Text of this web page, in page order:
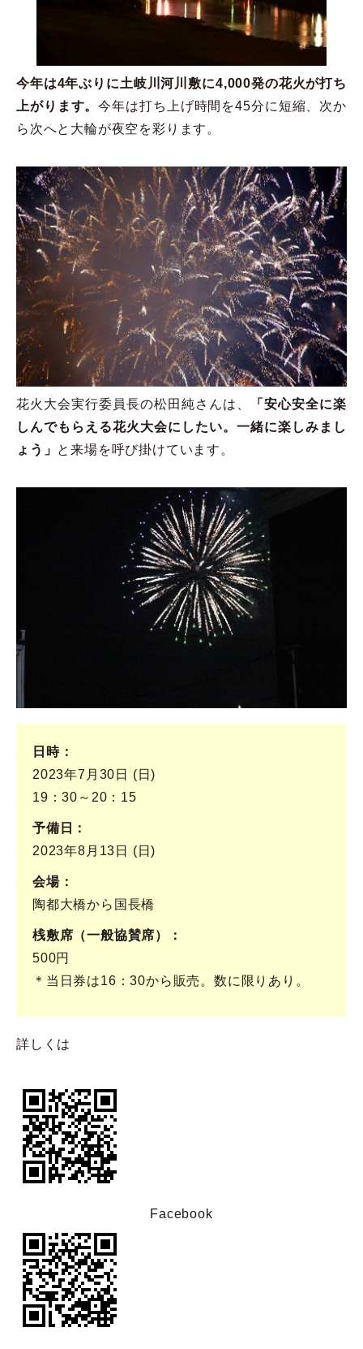
今年は4年ぶりに土岐川河川敷に4,000発の花火が打ち
上がります。今年は打ち上げ時間を45分に短縮、次か
ら次へと大輪が夜空を彩ります。
花火大会実行委員長の松田純さんは、
「安心安全に楽
しんでもらえる花火大会にしたい。一緒に楽しみまし
ょう」 と来場を呼び掛けています。
日時
2023年7月30日 (日)
19：30～20：15
予備日
2023年8月13日 (日)
会場
陶都大橋から国長橋
桟敷席（一般協賛席）
500円
＊当日券は16：30から販売。数に限りあり。
詳しくは
Facebook